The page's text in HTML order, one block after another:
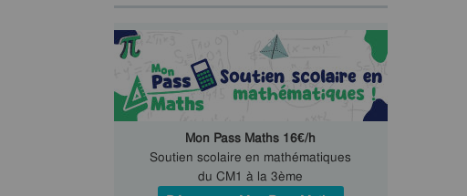
Mon Pass Maths 16€/h
Soutien scolaire en mathématiques
du CM1 à la 3ème